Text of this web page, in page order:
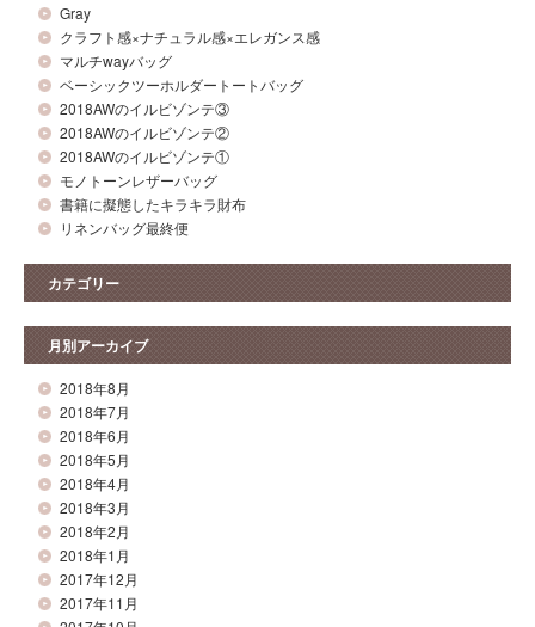
Gray
クラフト感×ナチュラル感×エレガンス感
マルチwayバッグ
ベーシックツーホルダートートバッグ
2018AWのイルビゾンテ③
2018AWのイルビゾンテ②
2018AWのイルビゾンテ①
モノトーンレザーバッグ
書籍に擬態したキラキラ財布
リネンバッグ最終便
カテゴリー
月別アーカイブ
2018年8月
2018年7月
2018年6月
2018年5月
2018年4月
2018年3月
2018年2月
2018年1月
2017年12月
2017年11月